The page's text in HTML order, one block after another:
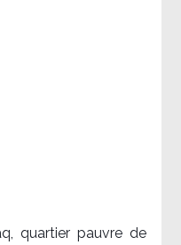
quartier pauvre de